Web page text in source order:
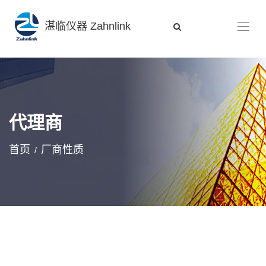
湛临仪器 Zahnlink
代理商
首页 厂商性质